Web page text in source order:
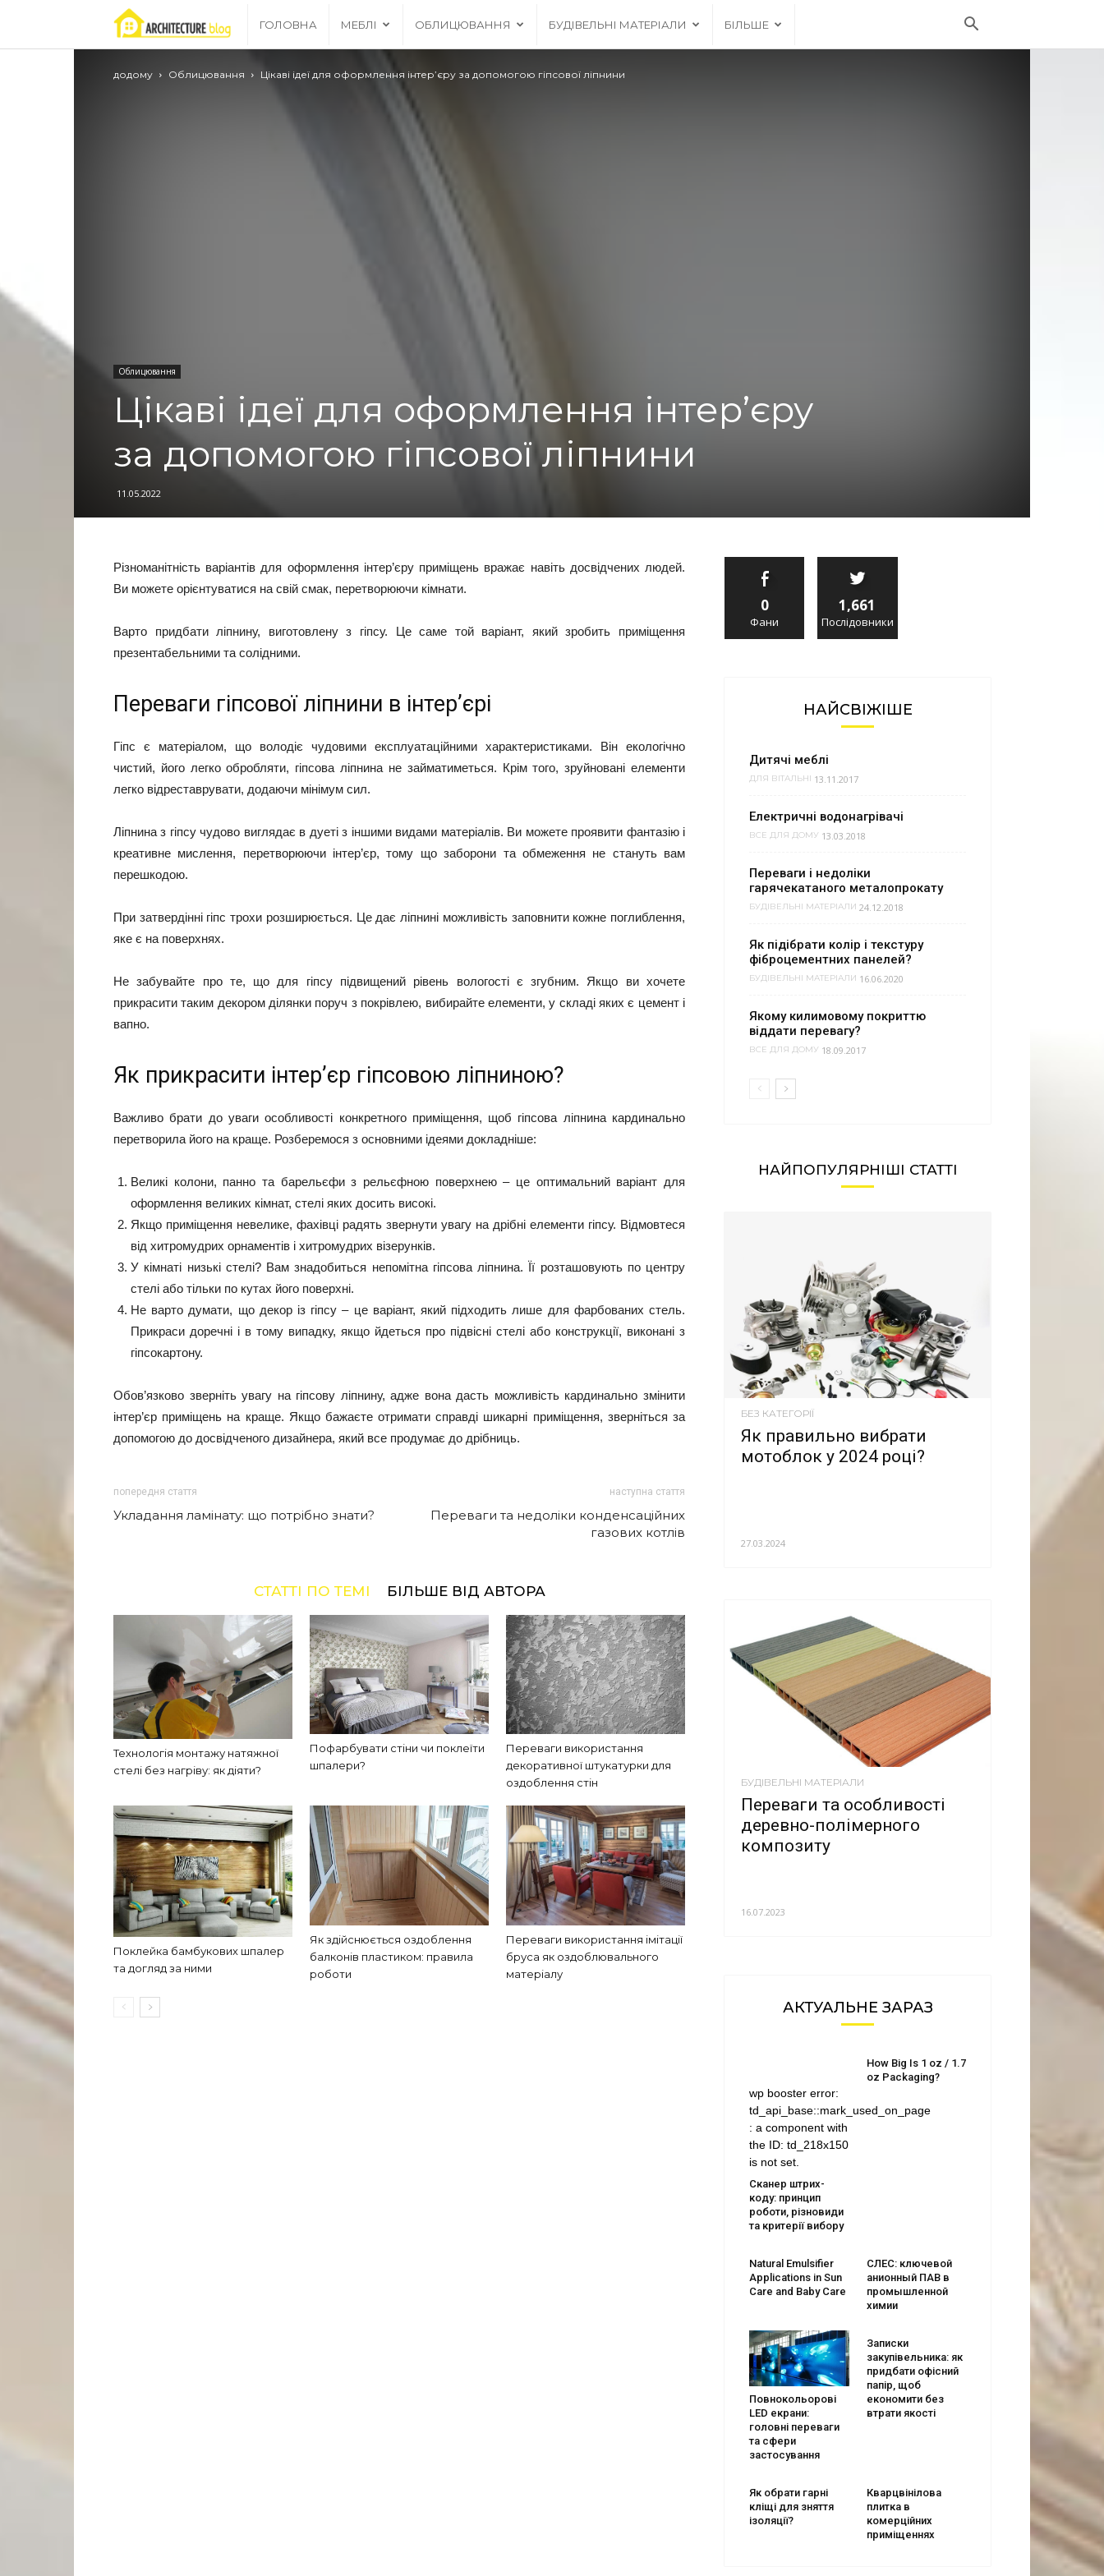
Archgrid
–
ГОЛОВНА МЕБЛІ ОБЛИЦЮВАННЯ БУДІВЕЛЬНІ МАТЕРІАЛИ БІЛЬШЕ
додому Облицювання Цікаві ідеї для оформлення інтер’єру за допомогою гіпсової ліпнини
Облицювання
Цікаві ідеї для оформлення інтер’єру
за допомогою гіпсової ліпнини
11.05.2022
Різноманітність варіантів для оформлення інтер’єру приміщень вражає навіть досвідчених людей.
Ви можете орієнтуватися на свій смак, перетворюючи кімнати.
Варто придбати ліпнину, виготовлену з гіпсу. Це саме той варіант, який зробить приміщення
презентабельними та солідними.
Переваги гіпсової ліпнини в інтер’єрі
Гіпс є матеріалом, що володіє чудовими експлуатаційними характеристиками. Він екологічно
чистий, його легко обробляти, гіпсова ліпнина не займатиметься. Крім того, зруйновані елементи
легко відреставрувати, додаючи мінімум сил.
Ліпнина з гіпсу чудово виглядає в дуеті з іншими видами матеріалів. Ви можете проявити фантазію і
креативне мислення, перетворюючи інтер’єр, тому що заборони та обмеження не стануть вам
перешкодою.
При затвердінні гіпс трохи розширюється. Це дає ліпнині можливість заповнити кожне поглиблення,
яке є на поверхнях.
Не забувайте про те, що для гіпсу підвищений рівень вологості є згубним. Якщо ви хочете
прикрасити таким декором ділянки поруч з покрівлею, вибирайте елементи, у складі яких є цемент і
вапно.
Як прикрасити інтер’єр гіпсовою ліпниною?
Важливо брати до уваги особливості конкретного приміщення, щоб гіпсова ліпнина кардинально
перетворила його на краще. Розберемося з основними ідеями докладніше:
Великі колони, панно та барельєфи з рельєфною поверхнею – це оптимальний варіант для
оформлення великих кімнат, стелі яких досить високі.
Якщо приміщення невелике, фахівці радять звернути увагу на дрібні елементи гіпсу. Відмовтеся
від хитромудрих орнаментів і хитромудрих візерунків.
У кімнаті низькі стелі? Вам знадобиться непомітна гіпсова ліпнина. Її розташовують по центру
стелі або тільки по кутах його поверхні.
Не варто думати, що декор із гіпсу – це варіант, який підходить лише для фарбованих стель.
Прикраси доречні і в тому випадку, якщо йдеться про підвісні стелі або конструкції, виконані з
гіпсокартону.
Обов’язково зверніть увагу на гіпсову ліпнину, адже вона дасть можливість кардинально змінити
інтер’єр приміщень на краще. Якщо бажаєте отримати справді шикарні приміщення, зверніться за
допомогою до досвідченого дизайнера, який все продумає до дрібниць.
попередня стаття
Укладання ламінату: що потрібно знати?
наступна стаття
Переваги та недоліки конденсаційних
газових котлів
СТАТТІ ПО ТЕМІ БІЛЬШЕ ВІД АВТОРА
Технологія монтажу натяжної
стелі без нагріву: як діяти?
Пофарбувати стіни чи поклеїти
шпалери?
Переваги використання
декоративної штукатурки для
оздоблення стін
Поклейка бамбукових шпалер
та догляд за ними
Як здійснюється оздоблення
балконів пластиком: правила
роботи
Переваги використання імітації
бруса як оздоблювального
матеріалу
0
Фани
1,661
Послідовники
НАЙСВІЖІШЕ
Дитячі меблі
ДЛЯ ВІТАЛЬНІ 13.11.2017
Електричні водонагрівачі
ВСЕ ДЛЯ ДОМУ 13.03.2018
Переваги і недоліки
гарячекатаного металопрокату
БУДІВЕЛЬНІ МАТЕРІАЛИ 24.12.2018
Як підібрати колір і текстуру
фіброцементних панелей?
БУДІВЕЛЬНІ МАТЕРІАЛИ 16.06.2020
Якому килимовому покриттю
віддати перевагу?
ВСЕ ДЛЯ ДОМУ 18.09.2017
НАЙПОПУЛЯРНІШІ СТАТТІ
БЕЗ КАТЕГОРІЇ
Як правильно вибрати
мотоблок у 2024 році?
27.03.2024
БУДІВЕЛЬНІ МАТЕРІАЛИ
Переваги та особливості
деревно-полімерного
композиту
16.07.2023
АКТУАЛЬНЕ ЗАРАЗ
wp booster error:
td_api_base::mark_used_on_page
: a component with
the ID: td_218x150
is not set.
Сканер штрих-
коду: принцип
роботи, різновиди
та критерії вибору
How Big Is 1 oz / 1.7
oz Packaging?
Natural Emulsifier
Applications in Sun
Care and Baby Care
СЛЕС: ключевой
анионный ПАВ в
промышленной
химии
Повнокольорові
LED екрани:
головні переваги
та сфери
застосування
Записки
закупівельника: як
придбати офісний
папір, щоб
економити без
втрати якості
Як обрати гарні
кліщі для зняття
ізоляції?
Кварцвінілова
плитка в
комерційних
приміщеннях